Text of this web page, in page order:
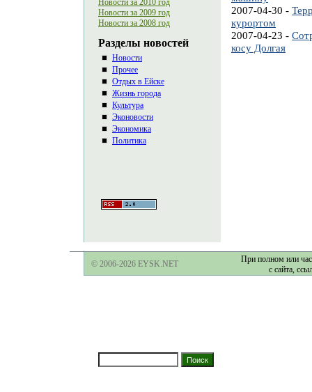
2007-04-30 -
курортом
2007-04-23 -
косу Долгая
Новости за 2010 год
Новости за 2009 год
Новости за 2008 год
Разделы новостей
Новости
Прочее
Отдых в Ейске
Жизнь города
Культура
Эконовости
Экономика
Политика
© 2006-2026 EYSK.NET
При полном или
с сайта,